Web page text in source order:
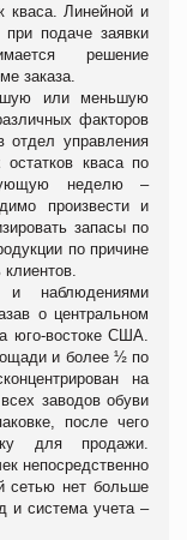
кваса. Линейной и
при подаче заявки
решение
заказа.
или меньшую
факторов
отдел управления
кваса по
неделю –
произвести и
запасы по
по причине
наблюдениями
о центральном
юго-востоке США.
и более ½ по
на
заводов обуви
после чего
для продажи.
непосредственно
сетью нет больше
и система учета –